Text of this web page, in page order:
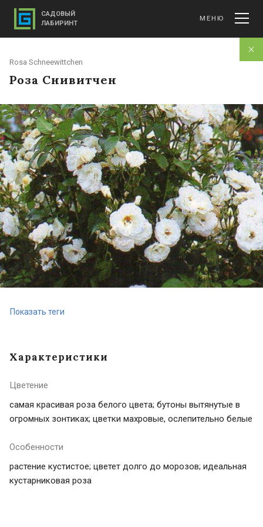
Rosa Schneewittchen
Роза Снивитчен
Показать теги
Характеристики
Цветение
самая красивая роза белого цвета; бутоны вытянутые в
огромных зонтиках; цветки махровые, ослепительно белые
Особенности
растение кустистое; цветет долго до морозов; идеальная
кустарниковая роза
САДОВЫЙ
ЛАБИРИНТ
МЕНЮ